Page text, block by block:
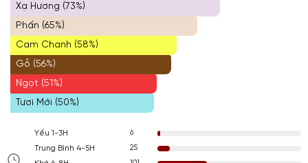
Xạ Hương (73%)
Phấn (65%)
Cam Chanh (58%)
Gỗ (56%)
Ngọt (51%)
Tươi Mới (50%)
Yếu 1-3H
6
Trung Bình 4-5H
25